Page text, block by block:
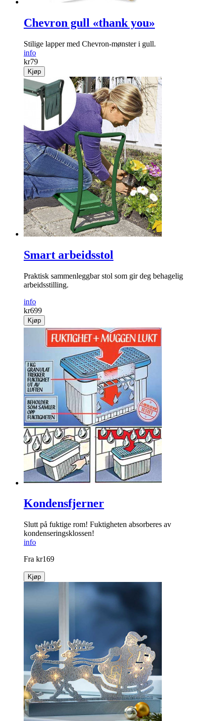
Chevron gull «thank you»
Stilige lapper med Chevron-mønster i gull.
info
kr79
Kjøp
Smart arbeidsstol
Praktisk sammenleggbar stol som gir deg behagelig
arbeidsstilling.
info
kr699
Kjøp
Kondensfjerner
Slutt på fuktige rom! Fuktigheten absorberes av
kondenseringsklossen!
info
Fra kr169
Kjøp